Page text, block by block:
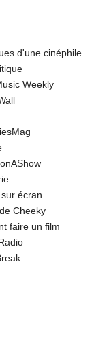
d'une cinéphile
Weekly
écran
Cheeky
faire un film